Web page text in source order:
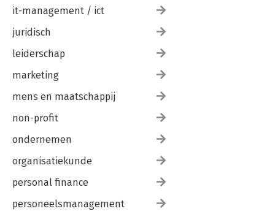
it-management / ict
juridisch
leiderschap
marketing
mens en maatschappij
non-profit
ondernemen
organisatiekunde
personal finance
personeelsmanagement